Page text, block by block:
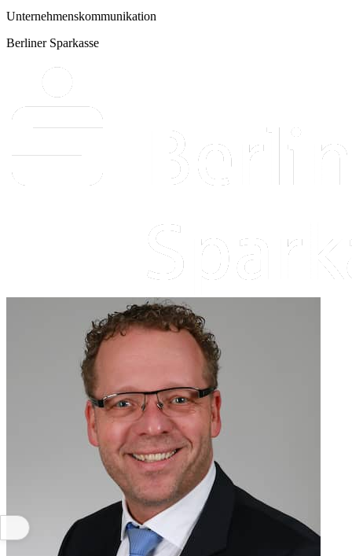
Unternehmenskommunikation
Berliner Sparkasse